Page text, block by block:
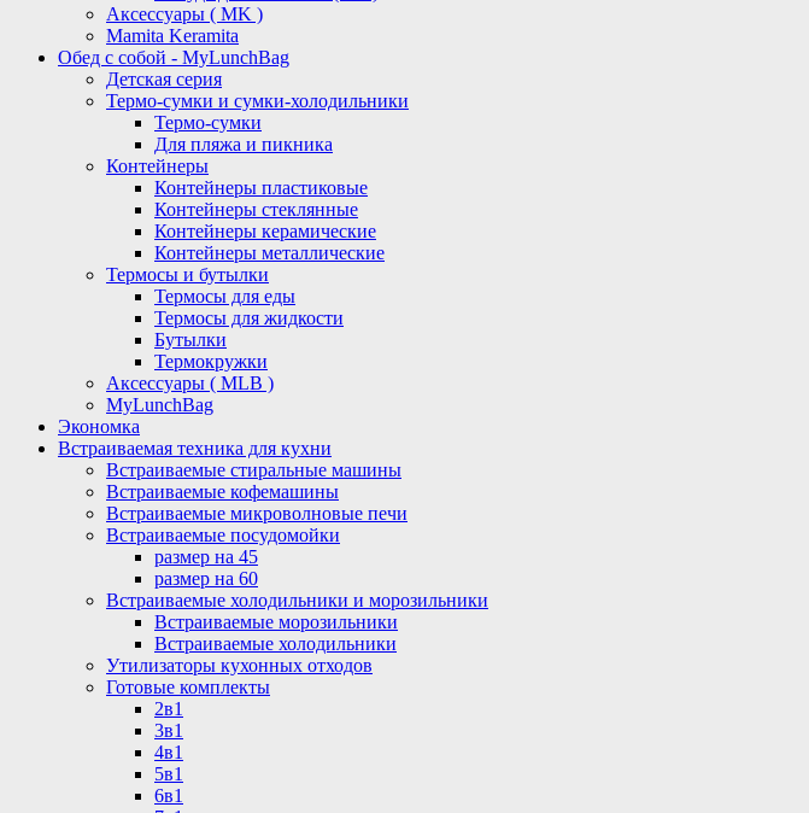
Аксессуары ( MK )
Mamita Keramita
Обед с собой - MyLunchBag
Детская серия
Термо-сумки и сумки-холодильники
Термо-сумки
Для пляжа и пикника
Контейнеры
Контейнеры пластиковые
Контейнеры стеклянные
Контейнеры керамические
Контейнеры металлические
Термосы и бутылки
Термосы для еды
Термосы для жидкости
Бутылки
Термокружки
Аксессуары ( MLB )
MyLunchBag
Экономка
Встраиваемая техника для кухни
Встраиваемые стиральные машины
Встраиваемые кофемашины
Встраиваемые микроволновые печи
Встраиваемые посудомойки
размер на 45
размер на 60
Встраиваемые холодильники и морозильники
Встраиваемые морозильники
Встраиваемые холодильники
Утилизаторы кухонных отходов
Готовые комплекты
2в1
3в1
4в1
5в1
6в1